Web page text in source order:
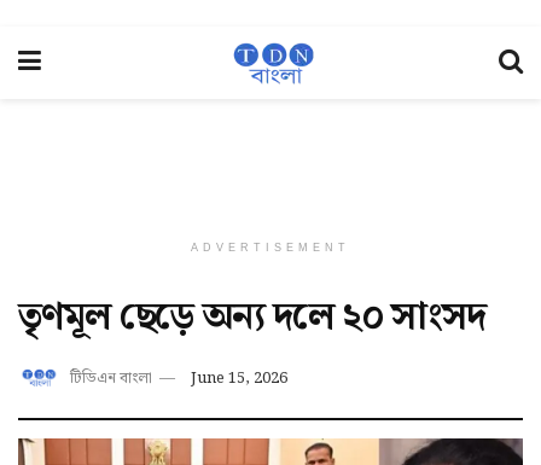
ADVERTISEMENT
তৃণমূল ছেড়ে অন্য দলে ২০ সাংসদ
টিডিএন বাংলা June 15, 2026